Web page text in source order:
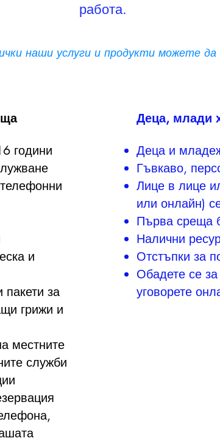
работа.
наши услуги и продукти можете
години
и
пакети за
грижи и
местните
служби
Деца, млади
Деца и
Гъвкаво,
Лице в лице
или онлайн)
Първа среща
Налични
Отстъпки за
Обадете се
уговорете